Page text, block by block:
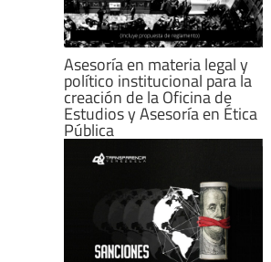
Asesoría en materia legal y
político institucional para la
creación de la Oficina de
Estudios y Asesoría en Ética
Pública